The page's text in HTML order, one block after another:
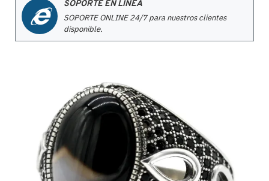
SOPORTE EN LINEA
SOPORTE ONLINE 24/7 para nuestros clientes
disponible.